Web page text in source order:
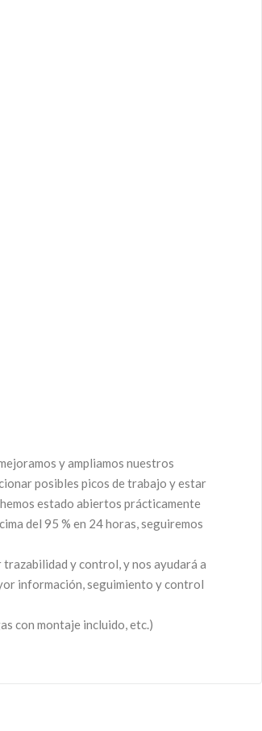
y ampliamos nuestros
posibles picos de trabajo y estar
estado abiertos prácticamente
del 95 % en 24 horas, seguiremos
y control, y nos ayudará a
información, seguimiento y control
con montaje incluido, etc.)